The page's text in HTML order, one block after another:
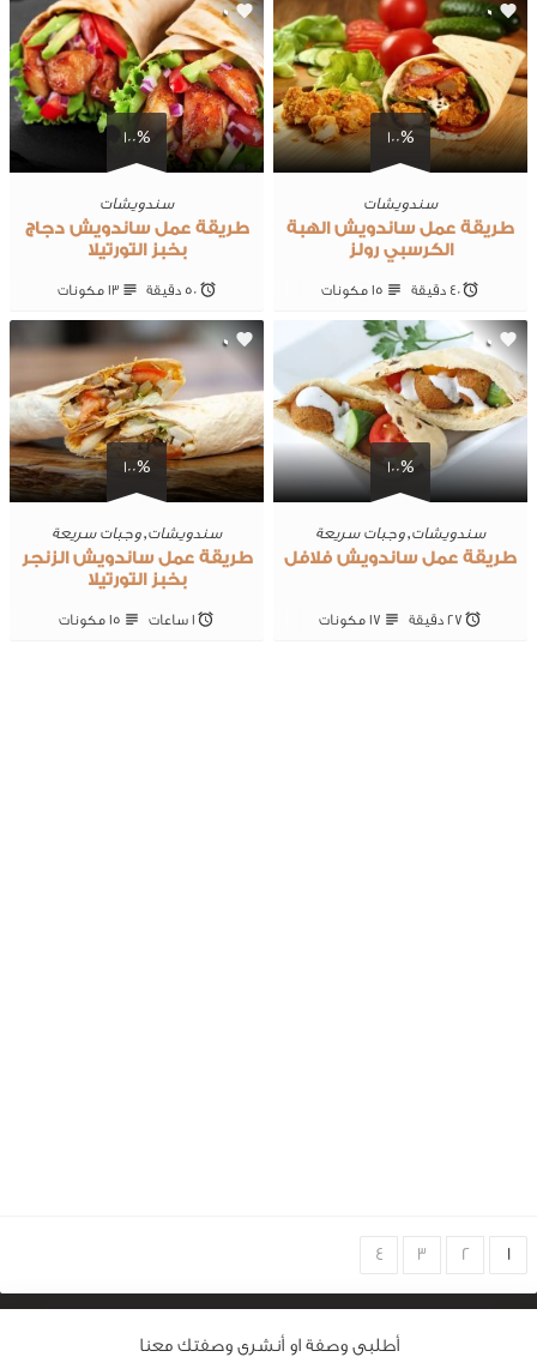
أطلبى وصفة او أنشرى وصفتك معنا
100%
0
سندويشات
طريقة عمل ساندويش الهبة
الكرسبي رولز
40 ‎دقيقة 15 ‎مكونات
100%
0
سندويشات
طريقة عمل ساندويش دجاج
بخبز التورتيلا
50 ‎دقيقة 13 ‎مكونات
100%
0
سندويشات,وجبات سريعة
طريقة عمل ساندويش فلافل
27 ‎دقيقة 17 ‎مكونات
100%
0
سندويشات,وجبات سريعة
طريقة عمل ساندويش الزنجر
بخبز التورتيلا
1 ساعات 15 ‎مكونات
Choose
page
1
2
3
4